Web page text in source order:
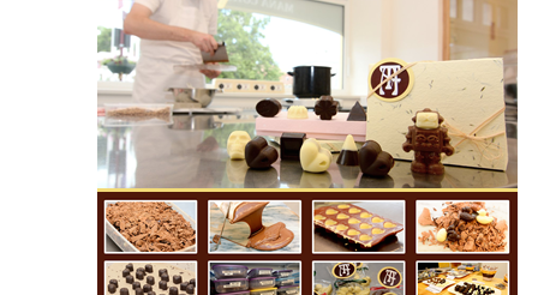
Schneiderův kříž před domem čp. 55 v
Mikulášovicích
Kříž na Kostelní stezce v Mikulášovicích
Maazův kříž na Kostelní stezce v
Mikulášovicích
Boží muka na Kostelní stezce v
Mikulášovicích
Franzeho kříž u domu čp. 356 v
Mikulášovicích